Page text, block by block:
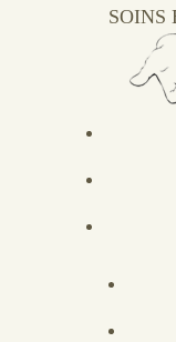
SOINS